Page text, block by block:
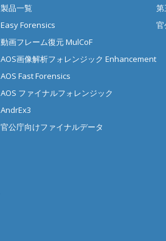
製品一覧
Easy Forensics
動画フレーム復元 MulCoF
AOS画像解析フォレンジック Enhancement
AOS Fast Forensics
AOS ファイナルフォレンジック
AndrEx3
官公庁向けファイナルデータ
第
官